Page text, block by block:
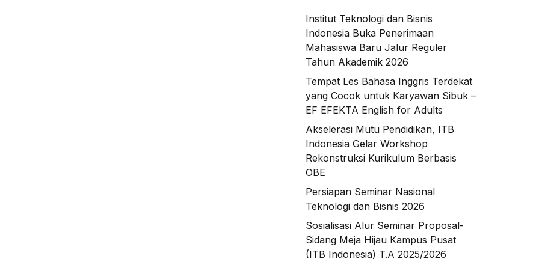
Institut Teknologi dan Bisnis
Indonesia Buka Penerimaan
Mahasiswa Baru Jalur Reguler
Tahun Akademik 2026
Tempat Les Bahasa Inggris Terdekat
yang Cocok untuk Karyawan Sibuk –
EF EFEKTA English for Adults
Akselerasi Mutu Pendidikan, ITB
Indonesia Gelar Workshop
Rekonstruksi Kurikulum Berbasis
OBE
Persiapan Seminar Nasional
Teknologi dan Bisnis 2026
Sosialisasi Alur Seminar Proposal-
Sidang Meja Hijau Kampus Pusat
(ITB Indonesia) T.A 2025/2026